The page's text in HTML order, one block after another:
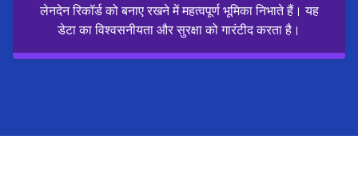
लेनदेन रिकॉर्ड को बनाए रखने में महत्वपूर्ण भूमिका निभाते हैं। यह
डेटा का विश्वसनीयता और सुरक्षा को गारंटीद करता है।